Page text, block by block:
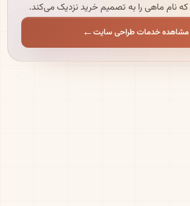
نام ماهی را به تصمیم خرید نزدیک می‌کند.
مشاهده خدمات طراحی سایت